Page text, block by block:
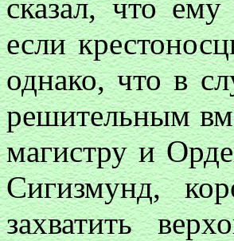
сказал, что
если
однако, что в
решительным
магистру и
Сигизмунд,
захватить